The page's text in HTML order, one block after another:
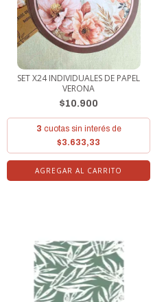
SET X24 INDIVIDUALES DE PAPEL
VERONA
$10.900
3 cuotas sin interés de
$3.633,33